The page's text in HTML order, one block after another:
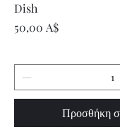
Dish
Τιμή
50,00 A$
Προσθήκη